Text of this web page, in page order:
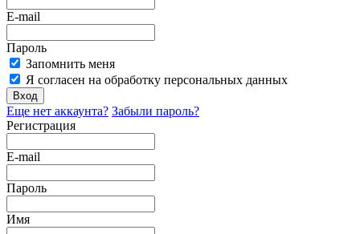
E-mail
Пароль
Запомнить меня
Я согласен на обработку персональных данных
Вход
Еще нет аккаунта? Забыли пароль?
Регистрация
E-mail
Пароль
Имя